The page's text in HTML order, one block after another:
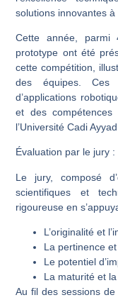
solutions innovantes
Cette année, parmi
prototype ont été
cette compétition,
des équipes. Ces
d’applications
et des compétences
l’Université Cadi Ayyad.
Évaluation par le jury :
Le jury, composé
scientifiques et
rigoureuse en
L’originalité et
La pertinence
Le potentiel
La maturité et
Au fil des sessions